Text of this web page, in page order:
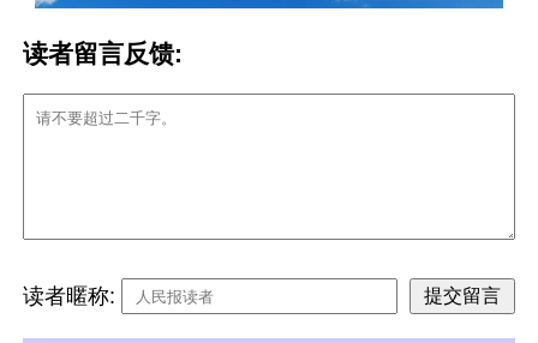
读者留言反馈:
读者暱称: